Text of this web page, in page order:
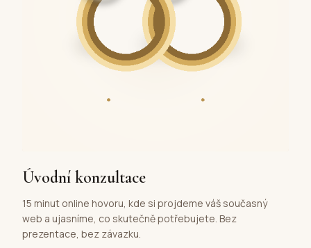
Úvodní konzultace
15 minut online hovoru, kde si projdeme váš současný
web a ujasníme, co skutečně potřebujete. Bez
prezentace, bez závazku.